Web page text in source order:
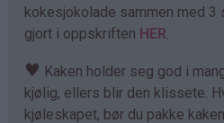
kokesjokolade sammen med 3
gjort i oppskriften HER
♥ Kaken holder seg god i
kjølig, ellers blir den klissete.
kjøleskapet, bør du pakke